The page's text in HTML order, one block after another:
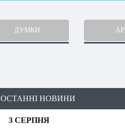
ДУМКИ
ОСТАННІ НОВИНИ
3 СЕРПНЯ